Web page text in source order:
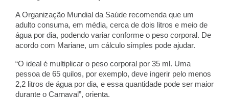
A Organização Mundial da Saúde recomenda que um
adulto consuma, em média, cerca de dois litros e meio de
água por dia, podendo variar conforme o peso corporal. De
acordo com Mariane, um cálculo simples pode ajudar.
“O ideal é multiplicar o peso corporal por 35 ml. Uma
pessoa de 65 quilos, por exemplo, deve ingerir pelo menos
2,2 litros de água por dia, e essa quantidade pode ser maior
durante o Carnaval”, orienta.